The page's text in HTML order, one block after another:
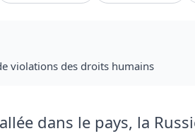
violations des droits humains
dans le pays, la